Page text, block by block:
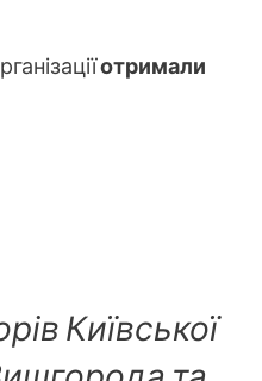
отримали
Київської